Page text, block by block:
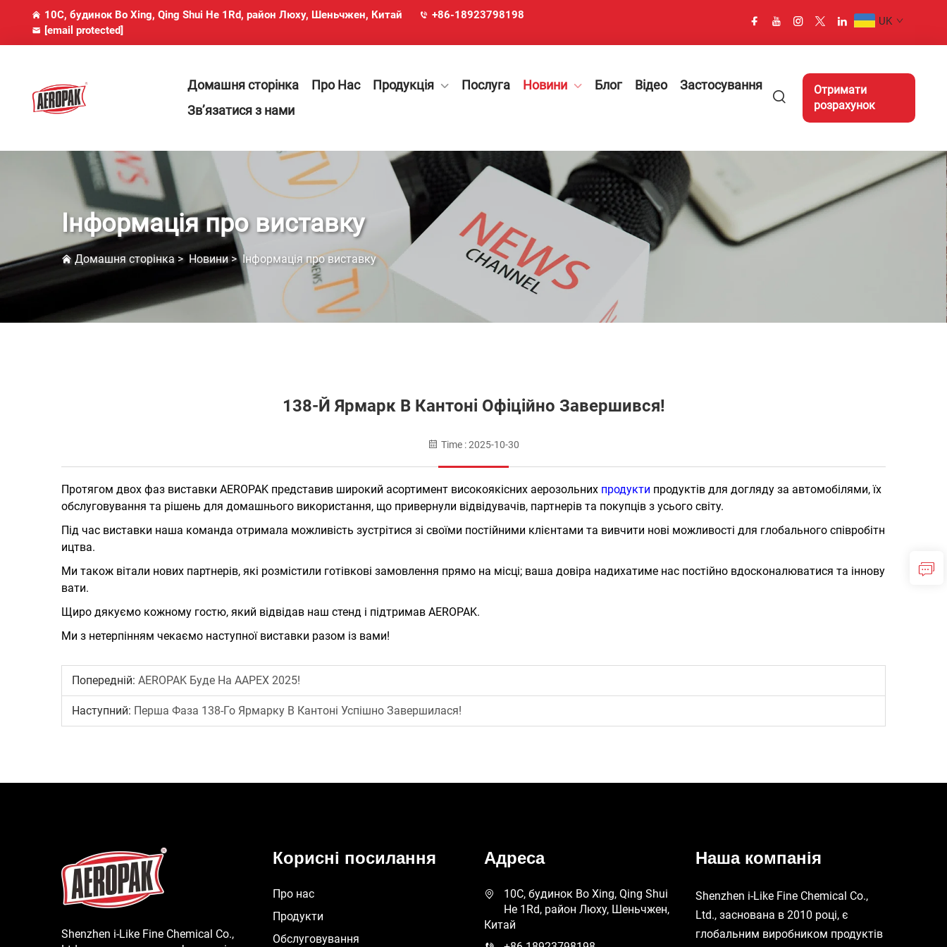
10C, будинок Bo Xing, Qing Shui He 1Rd, район Люху, Шеньчжен, Китай
+86-18923798198
[email protected]
UK
Домашня сторінка Про Нас Продукція Послуга Новини Блог Відео
Застосування
Зв’язатися з нами
Отримати
розрахунок
Інформація про виставку
Домашня сторінка > Новини> Інформація про виставку
138-Й Ярмарк В Кантоні Офіційно Завершився!
Time : 2025-10-30
Протягом двох фаз виставки AEROPAK представив широкий асортимент високоякісних аерозольних продукти продуктів для догляду за автомобілями, їх
обслуговування та рішень для домашнього використання, що привернули відвідувачів, партнерів та покупців з усього світу.
Під час виставки наша команда отримала можливість зустрітися зі своїми постійними клієнтами та вивчити нові можливості для глобального співробітн
ицтва.
Ми також вітали нових партнерів, які розмістили готівкові замовлення прямо на місці; ваша довіра надихатиме нас постійно вдосконалюватися та іннову
вати.
Щиро дякуємо кожному гостю, який відвідав наш стенд і підтримав AEROPAK.
Ми з нетерпінням чекаємо наступної виставки разом із вами!
Попередній: AEROPAK Буде На AAPEX 2025!
Наступний: Перша Фаза 138-Го Ярмарку В Кантоні Успішно Завершилася!
Shenzhen i-Like Fine Chemical Co.,
Корисні посилання
Про нас
Продукти
Обслуговування
Адреса
10C, будинок Bo Xing, Qing Shui
He 1Rd, район Люху, Шеньчжен,
Китай
Наша компанія
Shenzhen i-Like Fine Chemical Co.,
Ltd., заснована в 2010 році, є
глобальним виробником продуктів